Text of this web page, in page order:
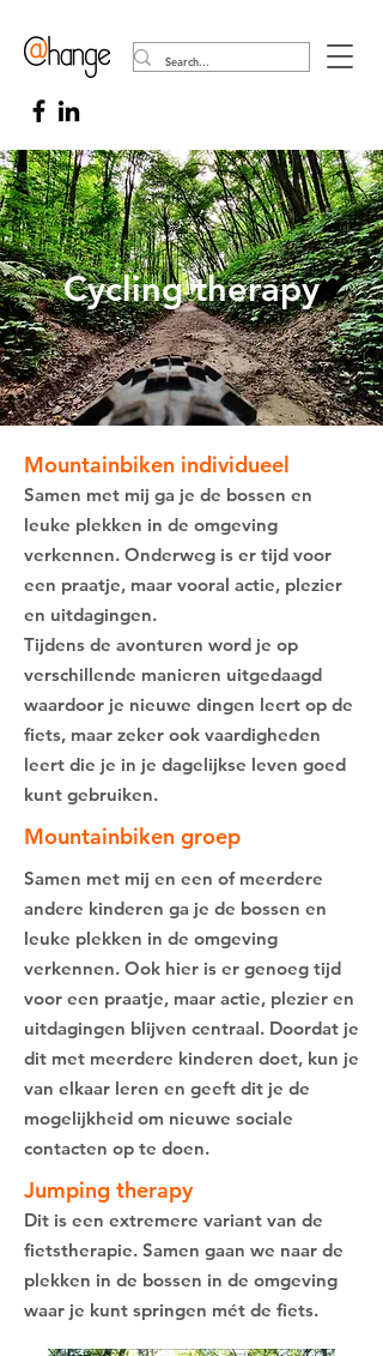
Cycling therapy
Mountainbiken individueel
Samen met mij ga je de bossen en
leuke plekken in de omgeving
verkennen. Onderweg is er tijd voor
een praatje, maar vooral actie, plezier
en uitdagingen.
Tijdens de avonturen word je op
verschillende manieren uitgedaagd
waardoor je nieuwe dingen leert op de
fiets, maar zeker ook vaardigheden
leert die je in je dagelijkse leven goed
kunt gebruiken.
Mountainbiken groep
Samen met mij en een of meerdere
andere kinderen ga je de bossen en
leuke plekken in de omgeving
verkennen. Ook hier is er genoeg tijd
voor een praatje, maar actie, plezier en
uitdagingen blijven centraal. Doordat je
dit met meerdere kinderen doet, kun je
van elkaar leren en geeft dit je de
mogelijkheid om nieuwe sociale
contacten op te doen.
Jumping therapy
Dit is een extremere variant van de
fietstherapie. Samen gaan we naar de
plekken in de bossen in de omgeving
waar je kunt springen mét de fiets.